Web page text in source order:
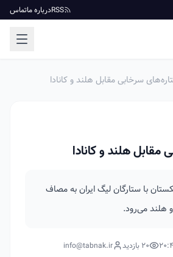
RSSدرباره ماتماس
سرخابی مقابل هلند و کانادا
مقابل هلند و کانادا
با ستارگان لیگ ایران به مصاف
هلند می‌رود.
20 بازدید info@tabnak.ir